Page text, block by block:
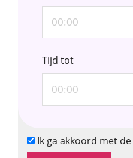
Tijd tot
Ik ga akkoord met de